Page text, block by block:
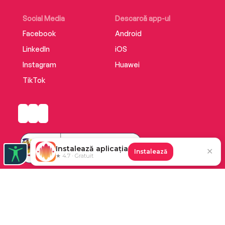
ISBN 978-973-50-7727-3
Social Media
Facebook
LinkedIn
Instagram
TikTok
Descarcă app-ul
Android
iOS
Huawei
Instalează aplicația
★ 4.7 · Gratuit
Instalează ✕